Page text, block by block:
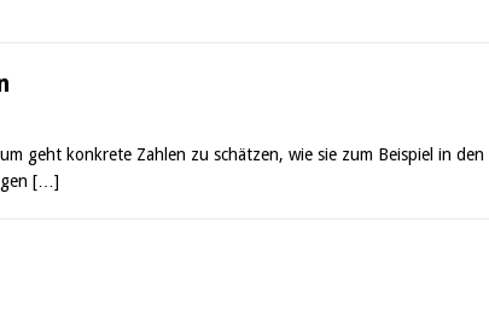
geht konkrete Zahlen zu schätzen, wie sie zum Beispiel in
[…]